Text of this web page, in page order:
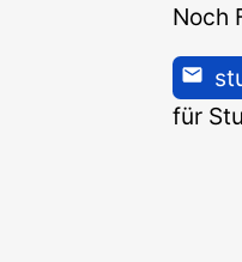
Noch
für